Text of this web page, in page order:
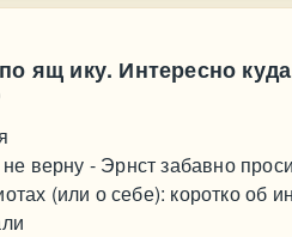
ящ ику. Интересно
верну - Эрнст забавно
(или о себе): коротко об